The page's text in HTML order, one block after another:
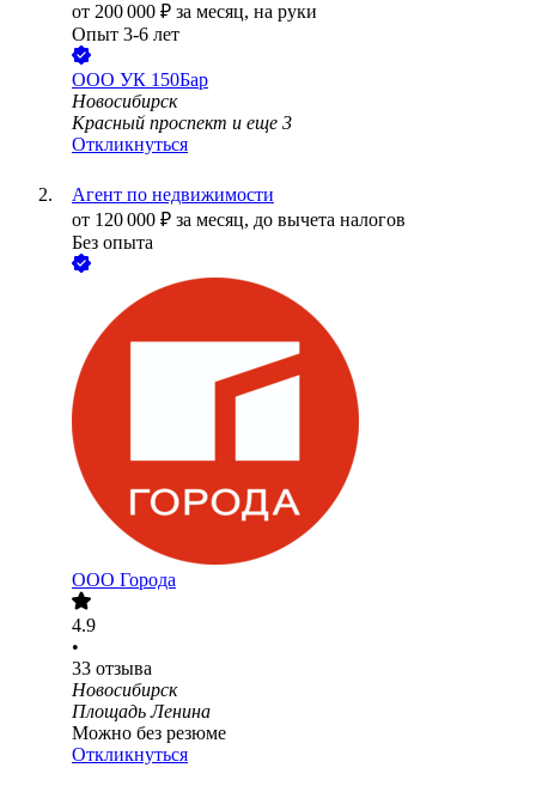
от 200 000 ₽ за месяц, на руки
Опыт 3-6 лет
ООО УК 150Бар
Новосибирск
Красный проспект и еще 3
Откликнуться
Агент по недвижимости
от 120 000 ₽ за месяц, до вычета налогов
Без опыта
ООО Города
4.9
•
33 отзыва
Новосибирск
Площадь Ленина
Можно без резюме
Откликнуться